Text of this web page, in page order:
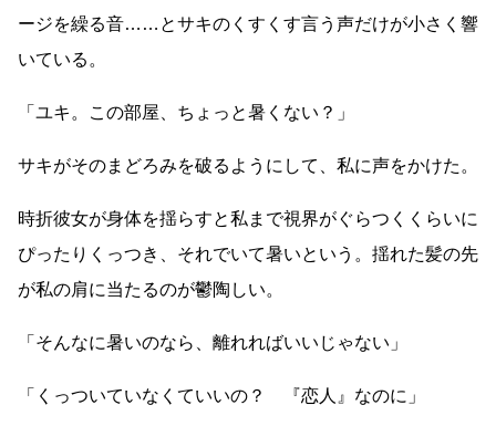
ージを繰る音…… とサキのくすくす言う声だけが小さく響
いている。
「ユキ。この部屋、ちょっと暑くない？」
サキがそのまどろみを破るようにして、私に声をかけた。
時折彼女が身体を揺らすと私まで視界がぐらつくくらいに
ぴったりくっつき、それでいて暑いという。揺れた髪の先
が私の肩に当たるのが鬱陶しい。
「そんなに暑いのなら、離れればいいじゃない」
「くっついていなくていいの？ 『恋人』なのに」